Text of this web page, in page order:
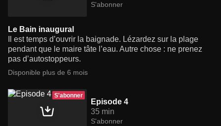
S'abonner
Le Bain inaugural
Il est temps d’ouvrir la baignade. Lézardez sur la plage
pendant que le maire tâte l’eau. Autre chose : ne prenez
pas d’autostoppeurs.
Disponible plus de 6 mois
S'abonner
Episode 4
35 min
S'abonner